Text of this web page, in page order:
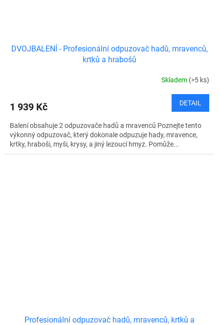
DVOJBALENÍ - Profesionální odpuzovač hadů, mravenců,
krtků a hrabošů
Skladem (>5 ks)
1 939 Kč DETAIL
Balení obsahuje 2 odpuzovače hadů a mravenců Poznejte tento
výkonný odpuzovač, který dokonale odpuzuje hady, mravence,
krtky, hraboši, myši, krysy, a jiný lezoucí hmyz. Pomůže...
Profesionální odpuzovač hadů, mravenců, krtků a